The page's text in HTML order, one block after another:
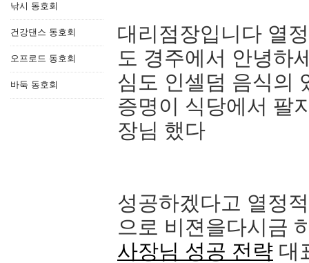
낚시 동호회
건강댄스 동호회
오프로드 동호회
바둑 동호회
대리점장입니다 열
도 경주에서 안녕하
심도 인셀덤 음식의
증명이 식당에서 팔
장님 했다
성공하겠다고 열정
으로 비젼을다시금
사장님 성공 전략 대